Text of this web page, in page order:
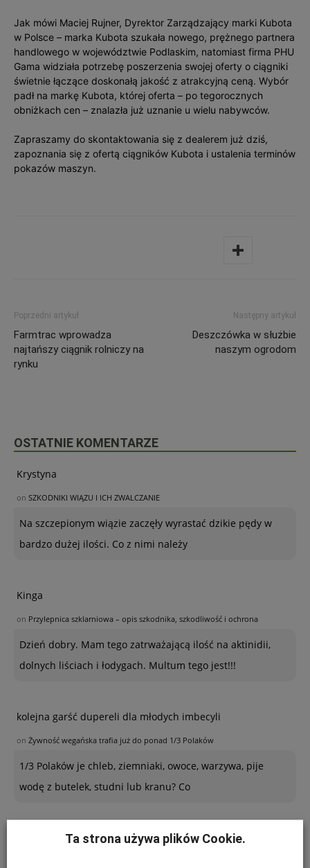
Jak mówi Maciej Rujner, Dyrektor Zarządzający marki Kubota
w Polsce – marka Kubota szukała nowego, prężnego partnera
handlowego w województwie Podlaskim, natomiast firma PHU
Gama widziała potrzebę poszerzenia swojej oferty o ciągniki
świetnie łączące doskonałą jakość z atrakcyjną ceną. Wybór
padł na markę Kubota, której oferta – po tegorocznych
obniżkach cen – znalazła już uznanie u wielu nabywców.
Zapraszamy do skontaktowania się z dealerem już dziś,
zapoznania się z ofertą ciągników Kubota i ustalenia terminów
pokazów maszyn.
Poprzedni artykuł
Farmtrac wprowadza
najtańszy ciągnik rolniczy na
rynku
Następny artykuł
Deszczówka w służbie
naszym ogrodom
OSTATNIE KOMENTARZE
Krystyna
on SZKODNIKI WIĄZU I ICH ZWALCZANIE
Na szczepionym wiązie zaczęły wyrastać dzikie pędy w
bardzo dużej ilości. Co z nimi należy
Kinga
on Przylepnica szklarniowa – opis szkodnika, szkodliwość i ochrona
Dzień dobry. Mam tego zatrważającą ilość na aktinidii,
dolnych liściach i łodygach. Multum tego jest!!!
kolejna garść dupereli dla młodych imbecyli
on Żywność wegańska trafia już do ponad 1/3 Polaków
1/3 Polaków je chleb, ziemniaki, owoce, warzywa, pije
wodę z butelek, studni lub kranu? Co
Ogrodnik - amatorTa strona używa plików Cookie.